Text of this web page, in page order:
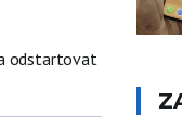
odstartovat